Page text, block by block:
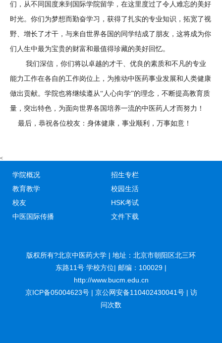
们，从不同国度来到国际学院留学，在这里度过了令人难忘的美好
时光。你们为梦想而勤奋学习，获得了扎实的专业知识，拓宽了视
野、增长了才干，与来自世界各国的同学结成了朋友，这将成为你
们人生中最为宝贵的财富和最值得珍藏的美好回忆。
我们深信，你们将以卓越的才干、优良的素质和不凡的专业
能力工作在各自的工作岗位上，为推动中医药事业发展和人类健康
做出贡献。学院也将继续遵从“人心向学”的理念，不断提高教育质
量，突出特色，为面向世界各国培养一流的中医药人才而努力！
最后，恭祝各位校友：身体健康，事业顺利，万事如意！
<
学院概况
招生专栏
教育教学
校园生活
校友
HSK考试
中医国际传播
文件下载
版权所有?北京中医药大学 | 地址：北京市朝阳区北三环
东路11号 学校方位| 邮编：100029 |
http://www.bucm.edu.cn
京ICP备05004623号 | 京公网安备110402430041号 | 访
问次数